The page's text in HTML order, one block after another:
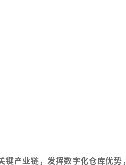
产业链，发挥数字化仓库优势，